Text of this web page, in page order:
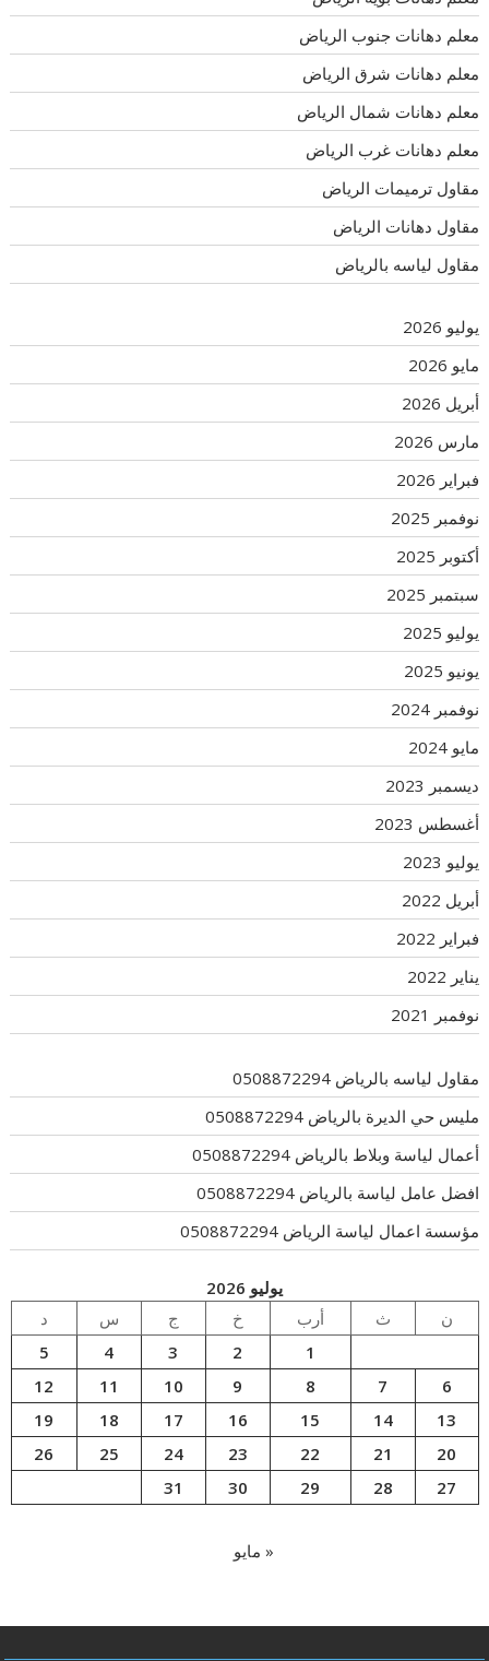
معلم دهانات جنوب الرياض
معلم دهانات شرق الرياض
معلم دهانات شمال الرياض
معلم دهانات غرب الرياض
مقاول ترميمات الرياض
مقاول دهانات الرياض
مقاول لياسه بالرياض
يوليو 2026
مايو 2026
أبريل 2026
مارس 2026
فبراير 2026
نوفمبر 2025
أكتوبر 2025
سبتمبر 2025
يوليو 2025
يونيو 2025
نوفمبر 2024
مايو 2024
ديسمبر 2023
أغسطس 2023
يوليو 2023
أبريل 2022
فبراير 2022
يناير 2022
نوفمبر 2021
مقاول لياسه بالرياض 0508872294
مليس حي الديرة بالرياض 0508872294
أعمال لياسة وبلاط بالرياض 0508872294
افضل عامل لياسة بالرياض 0508872294
مؤسسة اعمال لياسة الرياض 0508872294
يوليو 2026
ن
ث أرب خ ج س
د
1
2
3
4
5
6
7
8
9
10
11
12
13
14
15
16
17
18
19
20
21
22
23
24
25
26
27
28
29
30
31
« مايو